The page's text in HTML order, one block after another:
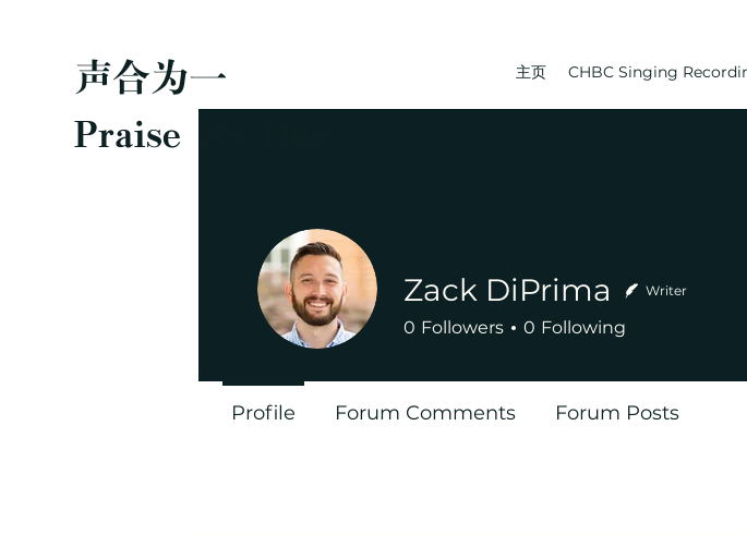
声合为一
Praise As One
主页 CHBC Singing
Zack DiPrima Writer
0 Followers 0 Following
Profile Forum Comments Forum Posts